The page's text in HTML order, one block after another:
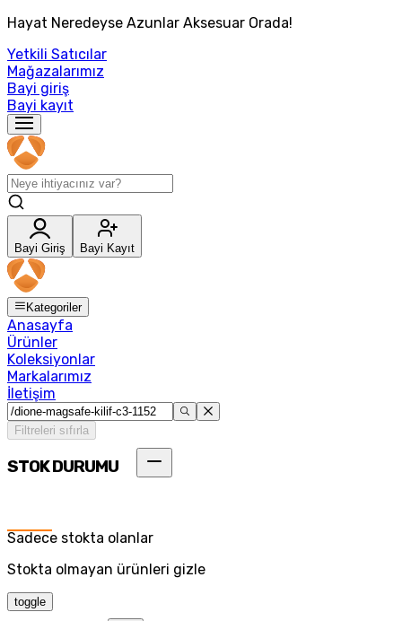
Hayat Neredeyse Azunlar Aksesuar Orada!
Yetkili Satıcılar
Mağazalarımız
Bayi giriş
Bayi kayıt
Bayi Giriş Bayi Kayıt
Kategoriler
Anasayfa
Ürünler
Koleksiyonlar
Markalarımız
İletişim
Filtreleri sıfırla
STOK DURUMU
Sadece stokta olanlar
Stokta olmayan ürünleri gizle
toggle